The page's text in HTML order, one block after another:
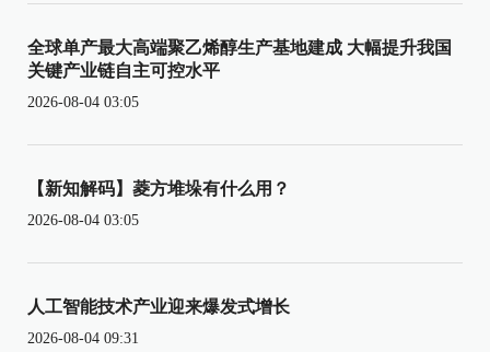
全球单产最大高端聚乙烯醇生产基地建成 大幅提升我国
关键产业链自主可控水平
2026-08-04 03:05
【新知解码】菱方堆垛有什么用？
2026-08-04 03:05
人工智能技术产业迎来爆发式增长
2026-08-04 09:31